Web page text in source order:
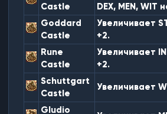
Castle
DEX, MEN, WIT
Goddard
Castle
Увеличивает
+2.
Rune
Castle
Увеличивает
+2.
Schuttgart
Castle
Увеличивает
Gludio